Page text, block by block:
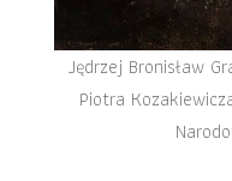
Jędrzej Bronisław
Piotra